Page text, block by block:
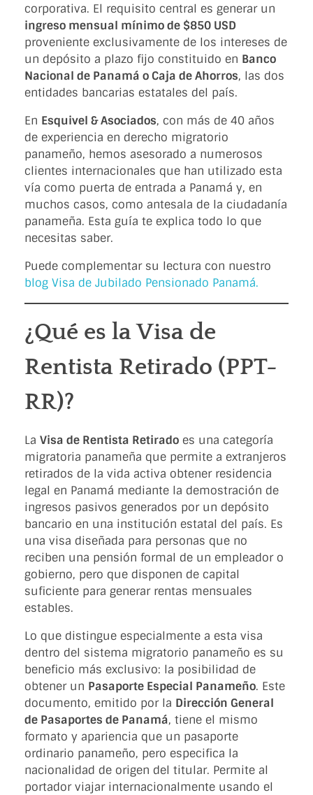
corporativa. El requisito central es generar un
ingreso mensual mínimo de $850 USD
proveniente exclusivamente de los intereses de
un depósito a plazo fijo constituido en Banco
Nacional de Panamá o Caja de Ahorros, las dos
entidades bancarias estatales del país.
En Esquivel & Asociados, con más de 40 años
de experiencia en derecho migratorio
panameño, hemos asesorado a numerosos
clientes internacionales que han utilizado esta
vía como puerta de entrada a Panamá y, en
muchos casos, como antesala de la ciudadanía
panameña. Esta guía te explica todo lo que
necesitas saber.
Puede complementar su lectura con nuestro
blog Visa de Jubilado Pensionado Panamá.
¿Qué es la Visa de
Rentista Retirado (PPT-
RR)?
La Visa de Rentista Retirado es una categoría
migratoria panameña que permite a extranjeros
retirados de la vida activa obtener residencia
legal en Panamá mediante la demostración de
ingresos pasivos generados por un depósito
bancario en una institución estatal del país. Es
una visa diseñada para personas que no
reciben una pensión formal de un empleador o
gobierno, pero que disponen de capital
suficiente para generar rentas mensuales
estables.
Lo que distingue especialmente a esta visa
dentro del sistema migratorio panameño es su
beneficio más exclusivo: la posibilidad de
obtener un Pasaporte Especial Panameño. Este
documento, emitido por la Dirección General
de Pasaportes de Panamá, tiene el mismo
formato y apariencia que un pasaporte
ordinario panameño, pero especifica la
nacionalidad de origen del titular. Permite al
portador viajar internacionalmente usando el